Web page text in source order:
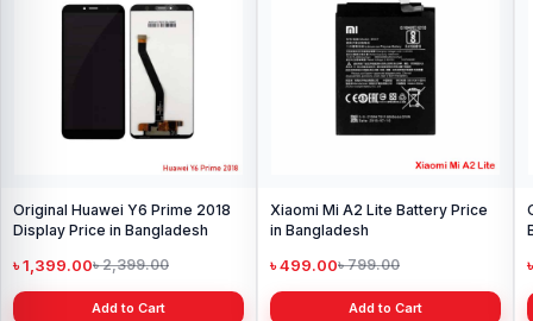
Original Huawei Y6 Prime 2018
Display Price in Bangladesh
৳ 1,399.00৳ 2,399.00
Add to Cart
Xiaomi Mi A2 Lite Battery Price
in Bangladesh
৳ 499.00৳ 799.00
Add to Cart